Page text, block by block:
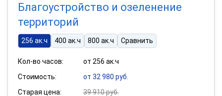
Благоустройство и озеленение
территорий
256 ак.ч 400 ак.ч 800 ак.ч Сравнить
Кол-во часов:
от 256 ак.ч
Стоимость:
от 32 980 руб.
Старая цена:
39 910 руб.